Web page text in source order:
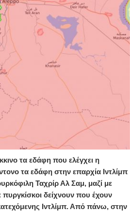
τα εδάφη που ελέγχει η
τα εδάφη στην επαρχία Ιντλίμπ
Ταχρίρ Αλ Σαμ, μαζί με
πυργκίσκοι δείχνουν που έχουν
Ιντλίμπ. Από πάνω, στην